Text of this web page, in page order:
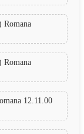
Romana
Romana
12.11.00